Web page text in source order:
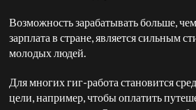
Возможность зарабатывать больше,
зарплата в стране, является сильным
молодых людей.
Для многих гиг-работа становится
цели, например, чтобы оплатить